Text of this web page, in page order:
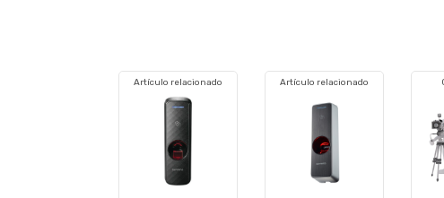
Artículo relacionado Artículo relacionado